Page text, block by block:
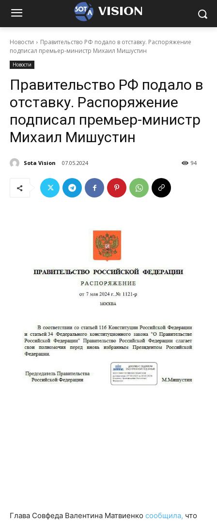
VISION
Новости
Правительство РФ подало в отставку. Распоряжение
подписал премьер-министр Михаил Мишустин
Новости
Правительство РФ подало в
отставку. Распоряжение
подписал премьер-министр
Михаил Мишустин
Sota Vision 07.05.2024 94
Глава Совфеда Валентина Матвиенко сообщила, что